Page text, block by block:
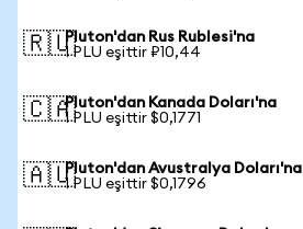
🇷🇺Pluton'dan Rus Rublesi'na
1 PLU eşittir ₽10,44
🇨🇦Pluton'dan Kanada Doları'na
1 PLU eşittir $0,1771
🇦🇺Pluton'dan Avustralya Doları'na
1 PLU eşittir $0,1796